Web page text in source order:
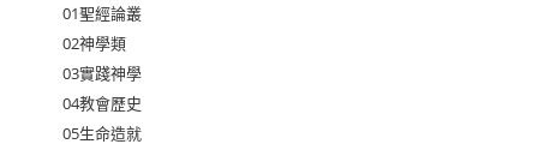
01聖經論叢
02神學類
03實踐神學
04教會歷史
05生命造就